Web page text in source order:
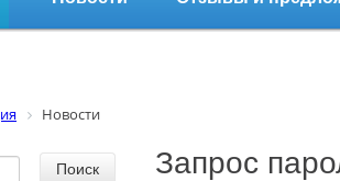
Новости
Запрос